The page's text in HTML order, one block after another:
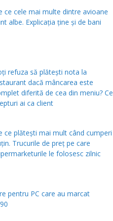
ce cele mai multe dintre avioane
albe. Explicația ține și de bani
refuza să plătești nota la
dacă mâncarea este
diferită de cea din meniu? Ce
ai ca client
ce plătești mai mult când cumperi
Trucurile de preț pe care
le folosesc zilnic
pentru PC care au marcat